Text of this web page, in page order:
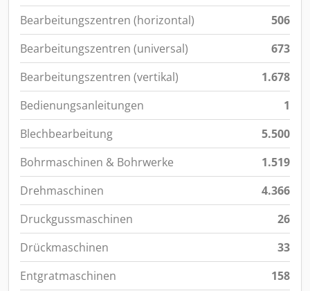
Bearbeitungszentren (horizontal)
506
Bearbeitungszentren (universal)
673
Bearbeitungszentren (vertikal)
1.678
Bedienungsanleitungen
1
Blechbearbeitung
5.500
Bohrmaschinen & Bohrwerke
1.519
Drehmaschinen
4.366
Druckgussmaschinen
26
Drückmaschinen
33
Entgratmaschinen
158